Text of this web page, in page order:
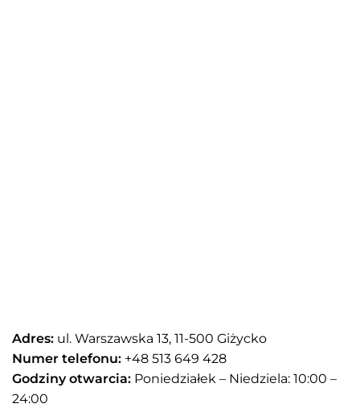
Adres: ul. Warszawska 13, 11-500 Giżycko
Numer telefonu: +48 513 649 428
Godziny otwarcia: Poniedziałek – Niedziela: 10:00 –
24:00